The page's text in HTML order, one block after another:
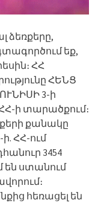
ձեռքերը,
եք,
ՀՀ
ՀԵՆՑ
3-ի
ի տարածքում։
քանակը
ի. ՀՀ-ում
3454
են ստանում
հեռացել են